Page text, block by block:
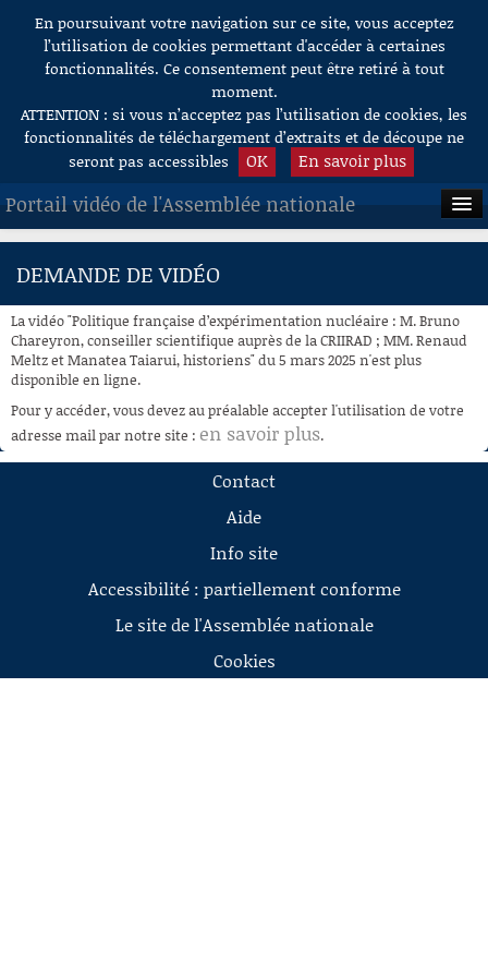
Aller au contenu
En poursuivant votre navigation sur ce site, vous acceptez
l’utilisation de cookies permettant d'accéder à certaines
fonctionnalités. Ce consentement peut être retiré à tout
moment.
ATTENTION : si vous n’acceptez pas l’utilisation de cookies, les
fonctionnalités de téléchargement d’extraits et de découpe ne
seront pas accessibles
OK En savoir plus
Portail vidéo de l'Assemblée nationale
ACCUEIL
À LA DEMANDE
RECHERCHE
AIDE À LA DÉCOUPE
DE VIDÉOS
DEMANDE DE VIDÉO
La vidéo "Politique française d’expérimentation nucléaire : M. Bruno
Chareyron, conseiller scientifique auprès de la CRIIRAD ; MM. Renaud
Meltz et Manatea Taiarui, historiens" du 5 mars 2025 n'est plus
disponible en ligne.
Pour y accéder, vous devez au préalable accepter l'utilisation de votre
adresse mail par notre site : en savoir plus.
Contact
Aide
Info site
Accessibilité : partiellement conforme
Le site de l'Assemblée nationale
Cookies